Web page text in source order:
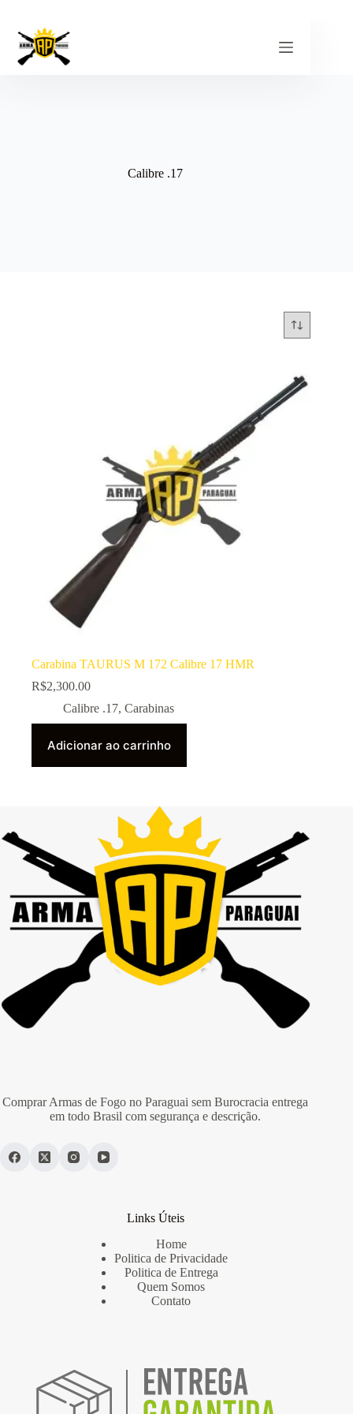
conteúdo
Calibre .17
Carabina TAURUS M 172 Calibre 17 HMR
R$2,300.00
Calibre .17, Carabinas
Adicionar ao carrinho
Comprar Armas de Fogo no Paraguai sem Burocracia entrega
em todo Brasil com segurança e descrição.
Links Úteis
Home
Politica de Privacidade
Politica de Entrega
Quem Somos
Contato